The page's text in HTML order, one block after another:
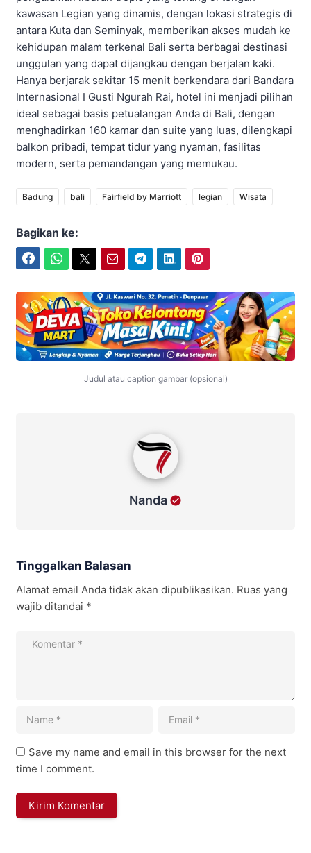
kawasan Legian yang dinamis, dengan lokasi strategis di
antara Kuta dan Seminyak, memberikan akses mudah ke
kehidupan malam terkenal Bali serta berbagai destinasi
unggulan yang dapat dijangkau dengan berjalan kaki.
Hanya berjarak sekitar 15 menit berkendara dari Bandara
Internasional I Gusti Ngurah Rai, hotel ini menjadi pilihan
ideal sebagai basis petualangan Anda di Bali, dengan
menghadirkan 160 kamar dan suite yang luas, dilengkapi
balkon pribadi, tempat tidur yang nyaman, fasilitas
modern, serta pemandangan yang memukau.
Badung bali Fairfield by Marriott legian Wisata
Bagikan ke:
Judul atau caption gambar (opsional)
Nanda
Tinggalkan Balasan
Alamat email Anda tidak akan dipublikasikan. Ruas yang
wajib ditandai *
Save my name and email in this browser for the next
time I comment.